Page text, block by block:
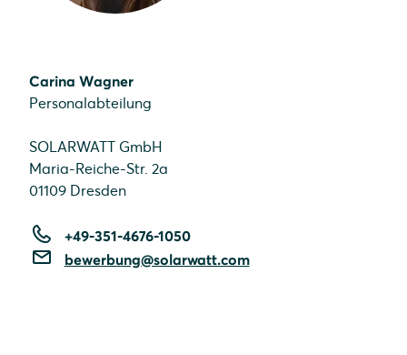
Carina Wagner
Personalabteilung
SOLARWATT GmbH
Maria-Reiche-Str. 2a
01109 Dresden
+49-351-4676-1050
bewerbung@solarwatt.com